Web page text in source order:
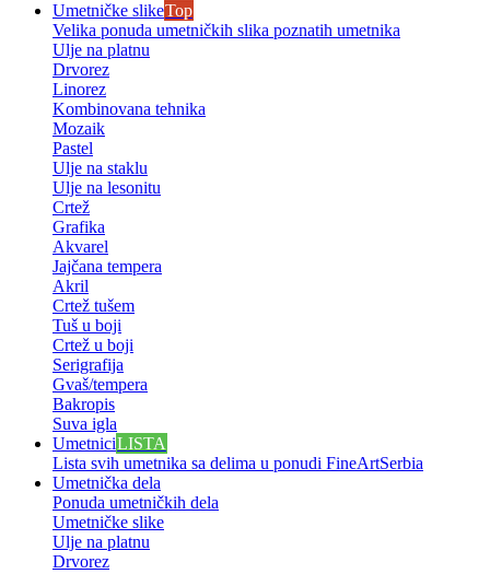
Umetničke slikeTop
Velika ponuda umetničkih slika poznatih umetnika
Ulje na platnu
Drvorez
Linorez
Kombinovana tehnika
Mozaik
Pastel
Ulje na staklu
Ulje na lesonitu
Crtež
Grafika
Akvarel
Jajčana tempera
Akril
Crtež tušem
Tuš u boji
Crtež u boji
Serigrafija
Gvaš/tempera
Bakropis
Suva igla
UmetniciLISTA
Lista svih umetnika sa delima u ponudi FineArtSerbia
Umetnička dela
Ponuda umetničkih dela
Umetničke slike
Ulje na platnu
Drvorez